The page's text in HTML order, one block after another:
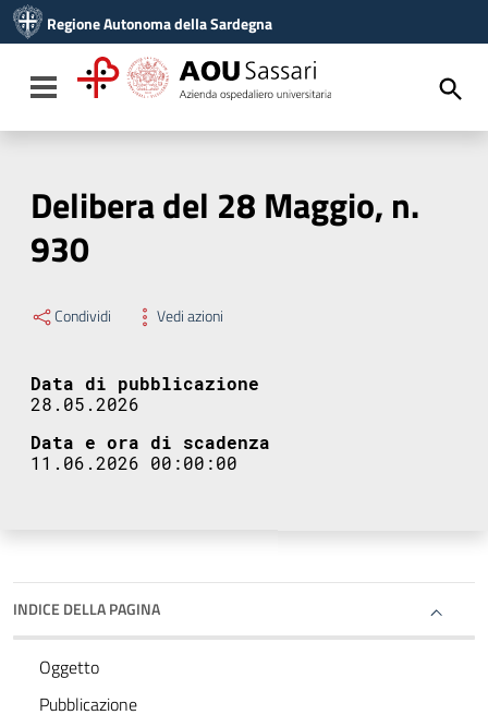
Vai al menu di navigazione
Vai al footer
Regione Autonoma della Sardegna
Toggle navigation
Delibera del 28 Maggio, n.
930
Condividi Vedi azioni
Data di pubblicazione
28.05.2026
Data e ora di scadenza
11.06.2026 00:00:00
INDICE DELLA PAGINA
Oggetto
Pubblicazione